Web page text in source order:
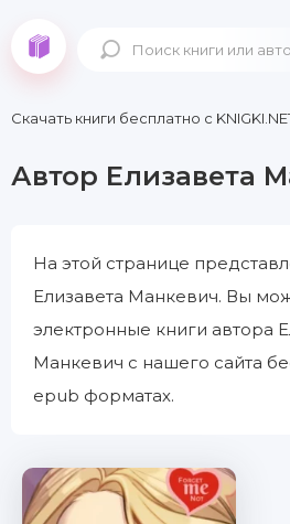
Скачать книги бесплатно c
Автор Елизавета
На этой странице
Елизавета Манкевич. Вы
электронные книги автора
Манкевич с нашего сайта
epub форматах.